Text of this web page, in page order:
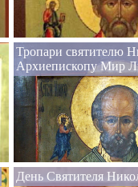
Тропари святителю
Архиепископу Мир
День Святителя